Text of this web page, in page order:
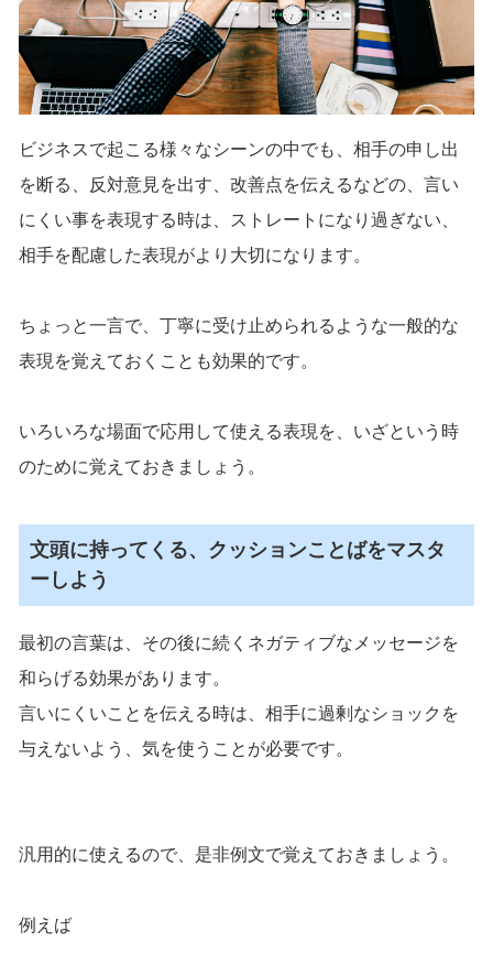
ビジネスで起こる様々なシーンの中でも、相手の申し出
を断る、反対意見を出す、改善点を伝えるなどの、言い
にくい事を表現する時は、ストレートになり過ぎない、
相手を配慮した表現がより大切になります。
ちょっと一言で、丁寧に受け止められるような一般的な
表現を覚えておくことも効果的です。
いろいろな場面で応用して使える表現を、いざという時
のために覚えておきましょう。
文頭に持ってくる、クッションことばをマスタ
ーしよう
最初の言葉は、その後に続くネガティブなメッセージを
和らげる効果があります。
言いにくいことを伝える時は、相手に過剰なショックを
与えないよう、気を使うことが必要です。
汎用的に使えるので、是非例文で覚えておきましょう。
例えば